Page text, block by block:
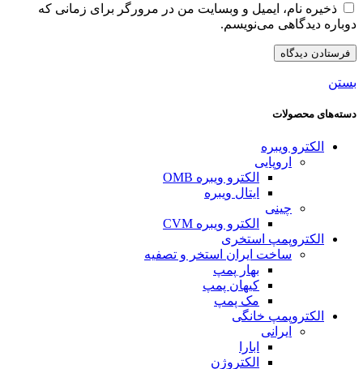
ذخیره نام، ایمیل و وبسایت من در مرورگر برای زمانی که
دوباره دیدگاهی می‌نویسم.
بستن
دسته‌های محصولات
الکترو ویبره
اروپایی
الکترو ویبره OMB
ایتال ویبره
چینی
الکترو ویبره CVM
الکتروپمپ استخری
ساخت ایران استخر و تصفیه
بهار پمپ
کیهان پمپ
مک پمپ
الکتروپمپ خانگی
ایرانی
ابارا
الکتروژن